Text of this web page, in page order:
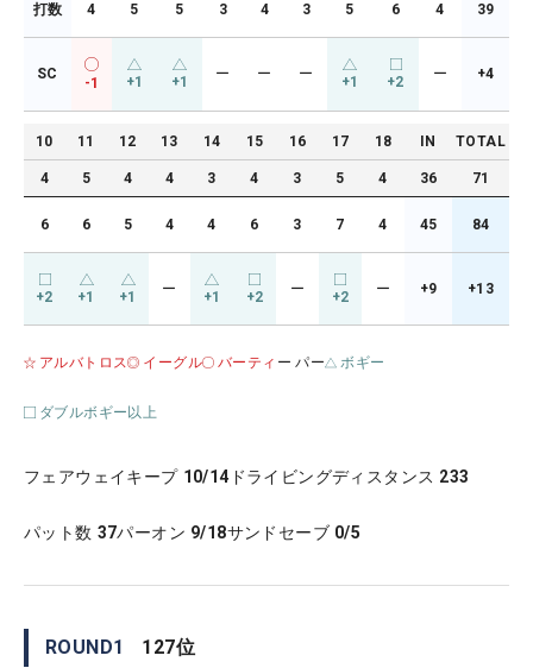
打数 4 5 5 3 4 3 5 6 4 39
SC
-1 +1 +1 ー ー ー +1 +2 ー +4
10 11 12 13 14 15 16 17 18 IN TOTAL
4 5 4 4 3 4 3 5 4 36 71
6 6 5 4 4 6 3 7 4 45 84
+2 +1 +1 ー +1 +2 ー +2 ー +9 +13
アルバトロス イーグル バーティ ー パー ボギー
ダブルボギー以上
フェアウェイキープ 10/14 ドライビングディスタンス 233
パット数 37パーオン 9/18サンドセーブ 0/5
ROUND1 127位